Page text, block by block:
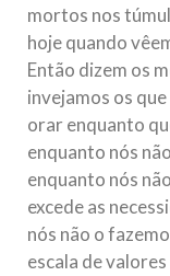
mortos nos
hoje quando
Então dizem os
invejamos os
orar enquanto
enquanto nós
enquanto nós
excede as
nós não o
escala de